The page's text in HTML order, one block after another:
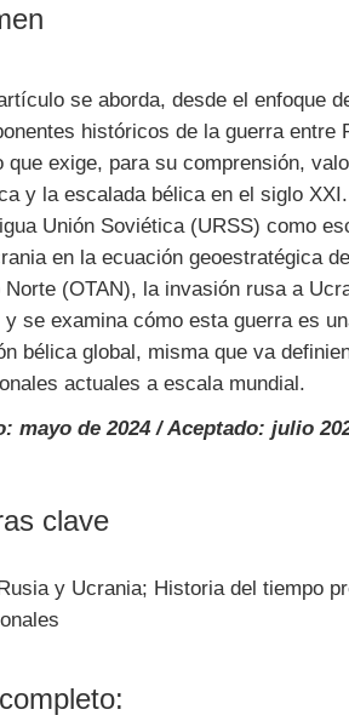
se aborda, desde el enfoque
históricos de la guerra entre
que exige, para su comprensión,
y la escalada bélica en el siglo
Unión Soviética (URSS) como
en la ecuación geoestratégica
Norte (OTAN), la invasión rusa a
y se examina cómo esta guerra es
bélica global, misma que va
actuales a escala mundial.
mayo de 2024 / Aceptado: julio
clave
y Ucrania; Historia del tiempo